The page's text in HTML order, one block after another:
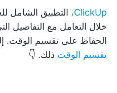
ClickUp،
التطبيق الشامل
خلال التعامل مع التفاصيل
الحفاظ على تقسيم الوقت.
تقسيم الوقت ذلك. 👇